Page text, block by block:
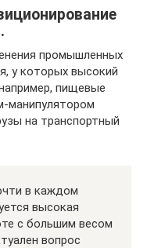
промышленных
у которых высокий
пищевые
манипулятором
на транспортный
в каждом
высокая
с большим весом
вопрос